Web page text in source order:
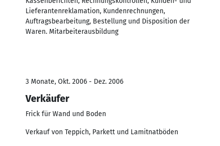
Lieferantenreklamation, Kundenrechnungen,
Auftragsbearbeitung, Bestellung und Disposition der
Waren. Mitarbeiterausbildung
3 Monate, Okt. 2006 - Dez. 2006
Verkäufer
Frick für Wand und Boden
Verkauf von Teppich, Parkett und Lamitnatböden